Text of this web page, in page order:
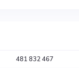
481 832 467